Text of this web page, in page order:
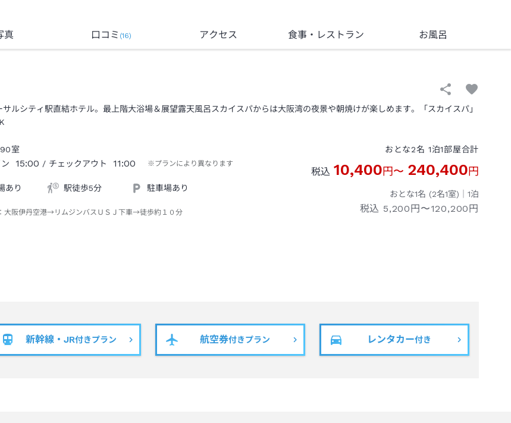
真 口コミ (16) アクセス 食事・レストラン お風呂
サルシティ駅直結ホテル。最上階大浴場＆展望露天風呂スカイスパからは大阪湾の夜景や朝焼けが楽しめます。「スカイスパ」
室
15:00 / チェックアウト 11:00 ※プランにより異なります
あり 駅徒歩5分 駐車場あり
大阪伊丹空港→リムジンバスＵＳＪ下車→徒歩約１０分
おとな2名 1泊1部屋合計
税込 10,400円〜 240,400円
おとな1名 (2名1室)｜ 1泊
税込 5,200円〜120,200円
新幹線・JR付きプラン 航空券付きプラン レンタカー付き